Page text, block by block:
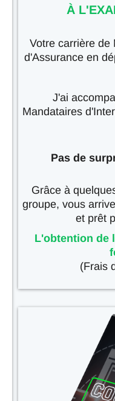
À
Votre carrière de
d'Assurance en
J'ai
Mandataires
Pas de
Grâce à
groupe, vous
et prêt
L'obtention de
(Frais